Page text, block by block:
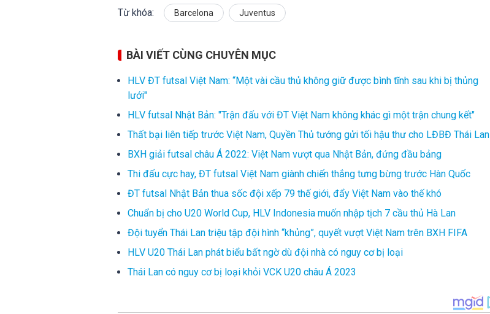
Từ khóa: Barcelona Juventus
BÀI VIẾT CÙNG CHUYÊN MỤC
HLV ĐT futsal Việt Nam: “Một vài cầu thủ không giữ được bình tĩnh sau khi bị thủng
lưới"
HLV futsal Nhật Bản: "Trận đấu với ĐT Việt Nam không khác gì một trận chung kết"
Thất bại liên tiếp trước Việt Nam, Quyền Thủ tướng gửi tối hậu thư cho LĐBĐ Thái Lan
BXH giải futsal châu Á 2022: Việt Nam vượt qua Nhật Bản, đứng đầu bảng
Thi đấu cực hay, ĐT futsal Việt Nam giành chiến thắng tưng bừng trước Hàn Quốc
ĐT futsal Nhật Bản thua sốc đội xếp 79 thế giới, đẩy Việt Nam vào thế khó
Chuẩn bị cho U20 World Cup, HLV Indonesia muốn nhập tịch 7 cầu thủ Hà Lan
Đội tuyển Thái Lan triệu tập đội hình “khủng”, quyết vượt Việt Nam trên BXH FIFA
HLV U20 Thái Lan phát biểu bất ngờ dù đội nhà có nguy cơ bị loại
Thái Lan có nguy cơ bị loại khỏi VCK U20 châu Á 2023